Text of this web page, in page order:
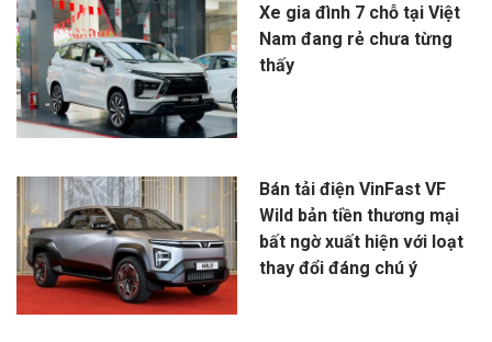
Xe gia đình 7 chỗ tại Việt
Nam đang rẻ chưa từng
thấy
Bán tải điện VinFast VF
Wild bản tiền thương mại
bất ngờ xuất hiện với loạt
thay đổi đáng chú ý